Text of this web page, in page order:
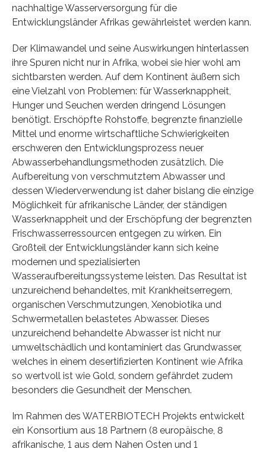
nachhaltige Wasserversorgung für die
Entwicklungsländer Afrikas gewährleistet werden kann.
Der Klimawandel und seine Auswirkungen hinterlassen
ihre Spuren nicht nur in Afrika, wobei sie hier wohl am
sichtbarsten werden. Auf dem Kontinent äußern sich
eine Vielzahl von Problemen: für Wasserknappheit,
Hunger und Seuchen werden dringend Lösungen
benötigt. Erschöpfte Rohstoffe, begrenzte finanzielle
Mittel und enorme wirtschaftliche Schwierigkeiten
erschweren den Entwicklungsprozess neuer
Abwasserbehandlungsmethoden zusätzlich. Die
Aufbereitung von verschmutztem Abwasser und
dessen Wiederverwendung ist daher bislang die einzige
Möglichkeit für afrikanische Länder, der ständigen
Wasserknappheit und der Erschöpfung der begrenzten
Frischwasserressourcen entgegen zu wirken. Ein
Großteil der Entwicklungsländer kann sich keine
modernen und spezialisierten
Wasseraufbereitungssysteme leisten. Das Resultat ist
unzureichend behandeltes, mit Krankheitserregern,
organischen Verschmutzungen, Xenobiotika und
Schwermetallen belastetes Abwasser. Dieses
unzureichend behandelte Abwasser ist nicht nur
umweltschädlich und kontaminiert das Grundwasser,
welches in einem desertifizierten Kontinent wie Afrika
so wertvoll ist wie Gold, sondern gefährdet zudem
besonders die Gesundheit der Menschen.
Im Rahmen des WATERBIOTECH Projekts entwickelt
ein Konsortium aus 18 Partnern (8 europäische, 8
afrikanische, 1 aus dem Nahen Osten und 1